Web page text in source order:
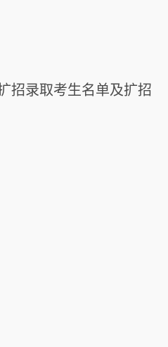
招录取考生名单及扩招